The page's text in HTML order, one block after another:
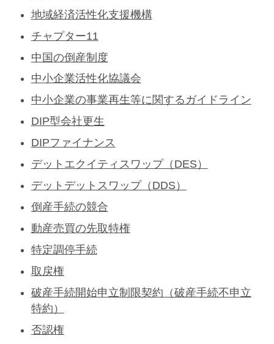
地域経済活性化支援機構
チャプター11
中国の倒産制度
中小企業活性化協議会
中小企業の事業再生等に関するガイドライン
DIP型会社更生
DIPファイナンス
デットエクイティスワップ（DES）
デットデットスワップ（DDS）
倒産手続の競合
動産売買の先取特権
特定調停手続
取戻権
破産手続開始申立制限契約（破産手続不申立
特約）
否認権